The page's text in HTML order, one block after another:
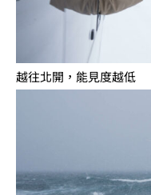
越往北開，能見度越低